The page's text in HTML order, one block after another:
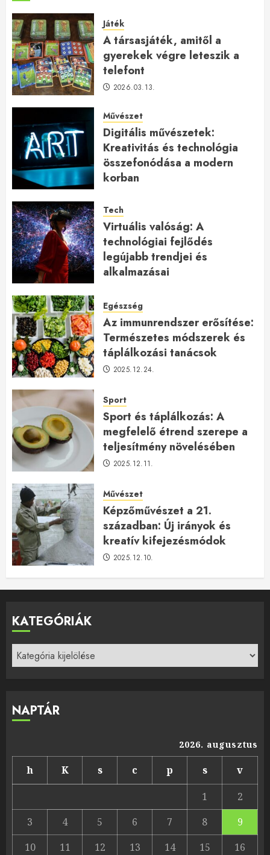
Játék
A társasjáték, amitől a
gyerekek végre leteszik a
telefont
2026.03.13.
Művészet
Digitális művészetek:
Kreativitás és technológia
összefonódása a modern
korban
Tech
Virtuális valóság: A
technológiai fejlődés
legújabb trendjei és
alkalmazásai
Egészség
Az immunrendszer erősítése:
Természetes módszerek és
táplálkozási tanácsok
2025.12.24.
Sport
Sport és táplálkozás: A
megfelelő étrend szerepe a
teljesítmény növelésében
2025.12.11.
Művészet
Képzőművészet a 21.
században: Új irányok és
kreatív kifejezésmódok
2025.12.10.
KATEGÓRIÁK
Kategóriák
NAPTÁR
2026. augusztus
h K s c p s
v
1
2
3
4 5 6 7 8
9
10
11 12 13 14 15 16